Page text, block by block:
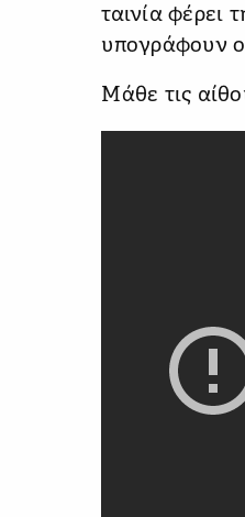
ταινία φέρει
υπογράφουν
Μάθε τις